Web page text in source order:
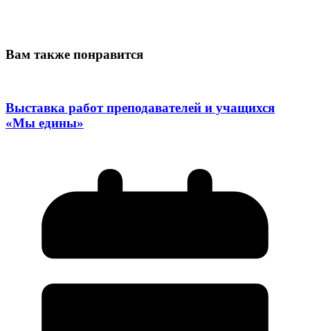
Вам также понравится
Выставка работ преподавателей и учащихся
«Мы едины»